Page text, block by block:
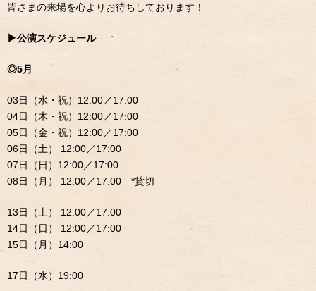
皆さまの来場を心よりお待ちしております！
▶︎公演スケジュール
◎5月
03日（水・祝）12:00／17:00
04日（木・祝）12:00／17:00
05日（金・祝）12:00／17:00
06日（土） 12:00／17:00
07日（日）12:00／17:00
08日（月） 12:00／17:00 *貸切
13日（土） 12:00／17:00
14日（日） 12:00／17:00
15日（月）14:00
17日（水）19:00